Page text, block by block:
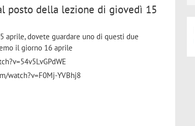
posto della lezione di giovedì 15
aprile, dovete guardare uno di questi due
il giorno 16 aprile
watch?v=F0Mj-YVBhj8